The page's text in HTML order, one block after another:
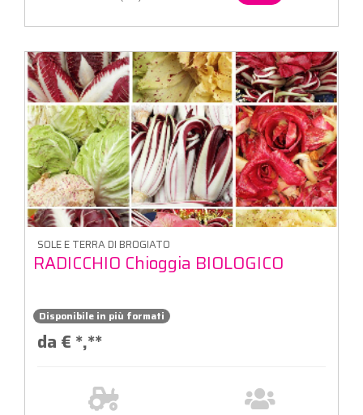
SOLE E TERRA DI BROGIATO
RADICCHIO Chioggia BIOLOGICO
Disponibile in più formati
da € *,**